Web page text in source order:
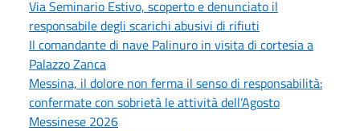
Via Seminario Estivo, scoperto e denunciato il
responsabile degli scarichi abusivi di rifiuti
Il comandante di nave Palinuro in visita di cortesia a
Palazzo Zanca
Messina, il dolore non ferma il senso di responsabilità:
confermate con sobrietà le attività dell’Agosto
Messinese 2026